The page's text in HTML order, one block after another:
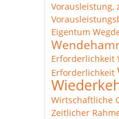
Vorausleistung,
Eigentum
Erforderlichkeit
Erforderlichkeit
Wirtschaftliche
Zeitlicher